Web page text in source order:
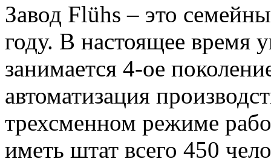
Завод Flühs – это
году. В настоящее время
занимается 4-ое
автоматизация
трехсменном режиме
иметь штат всего 450